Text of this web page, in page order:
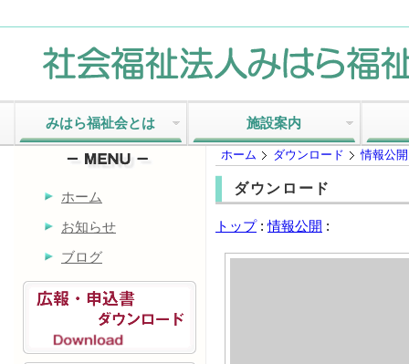
みはら福祉会とは 施設案内
ホーム
お知らせ
ブログ
ホーム ダウンロード 情報公開
ダウンロード
トップ:情報公開 :